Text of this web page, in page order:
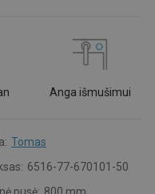
Anga išmušimui
Tomas
6516-77-670101-50
pusė: 800 mm